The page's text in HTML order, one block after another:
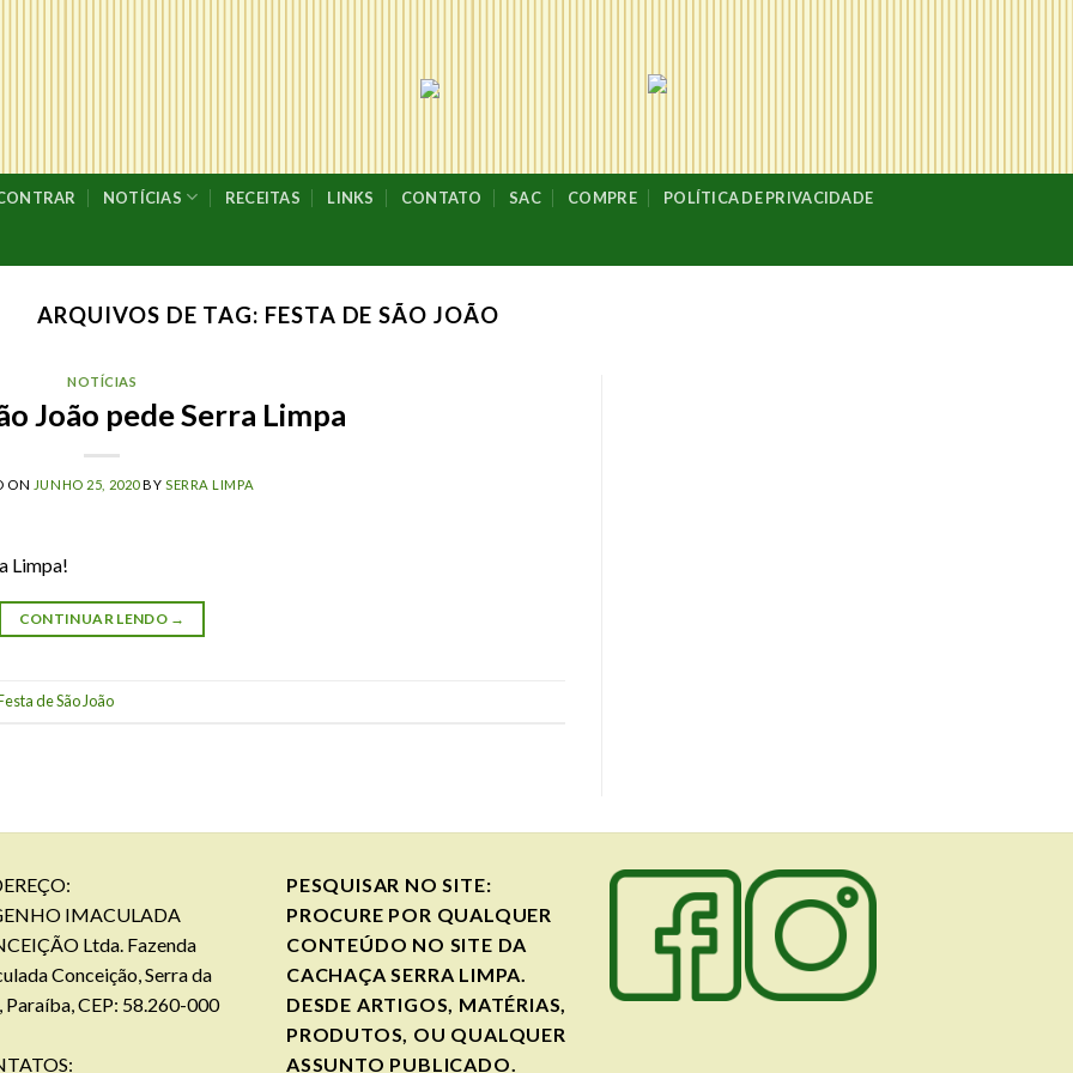
NOTÍCIAS RECEITAS LINKS CONTATO SAC COMPRE POLÍTICA DE PRIVACIDADE
ARQUIVOS DE TAG: FESTA DE SÃO JOÃO
NOTÍCIAS
João pede Serra Limpa
ON JUNHO 25, 2020BYSERRA LIMPA
Limpa!
CONTINUAR LENDO →
de São João
IMACULADA
Ltda. Fazenda
Conceição, Serra da
Paraíba, CEP: 58.260-000
PESQUISAR NO SITE:
PROCURE POR QUALQUER
CONTEÚDO NO SITE DA
CACHAÇA SERRA LIMPA.
DESDE ARTIGOS, MATÉRIAS,
PRODUTOS, OU QUALQUER
ASSUNTO PUBLICADO.